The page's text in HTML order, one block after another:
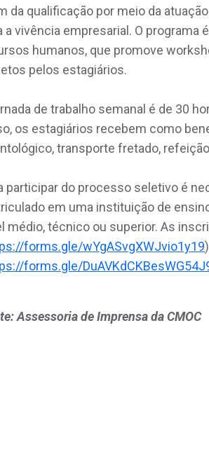
da qualificação por meio da
a vivência empresarial. O programa
humanos, que promove
pelos estagiários.
de trabalho semanal é de 30
os estagiários recebem como
transporte fretado,
participar do processo seletivo é
em uma instituição de
médio, técnico ou superior. As
forms.gle/wYgASvgXWJvio1y19
forms.gle/
Assessoria de Imprensa da CMOC